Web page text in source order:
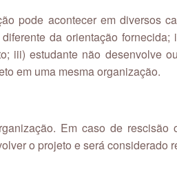
pode acontecer em diversos
da orientação fornecida;
iii) estudante não desenvolve
em uma mesma organização.
Em caso de
o projeto e será considerado